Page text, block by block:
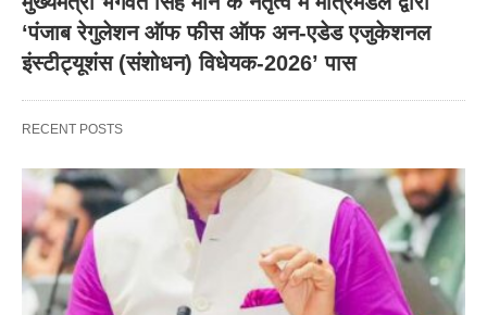
‘पंजाब रेगुलेशन ऑफ फीस ऑफ अन-एडेड एजुकेशनल
इंस्टीट्यूशंस (संशोधन) विधेयक-2026’ पास
RECENT POSTS